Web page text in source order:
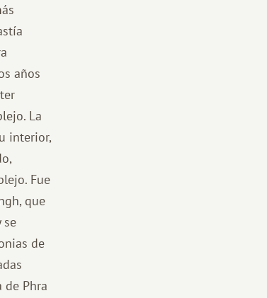
años
La
interior,
Fue
que
se
de
de Phra